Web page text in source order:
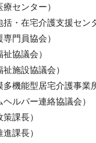
センター）
在宅介護支援セン
門員協会）
協議会）
施設協議会）
能型居宅介護事業
パー連絡協議会）
課長）
課長）